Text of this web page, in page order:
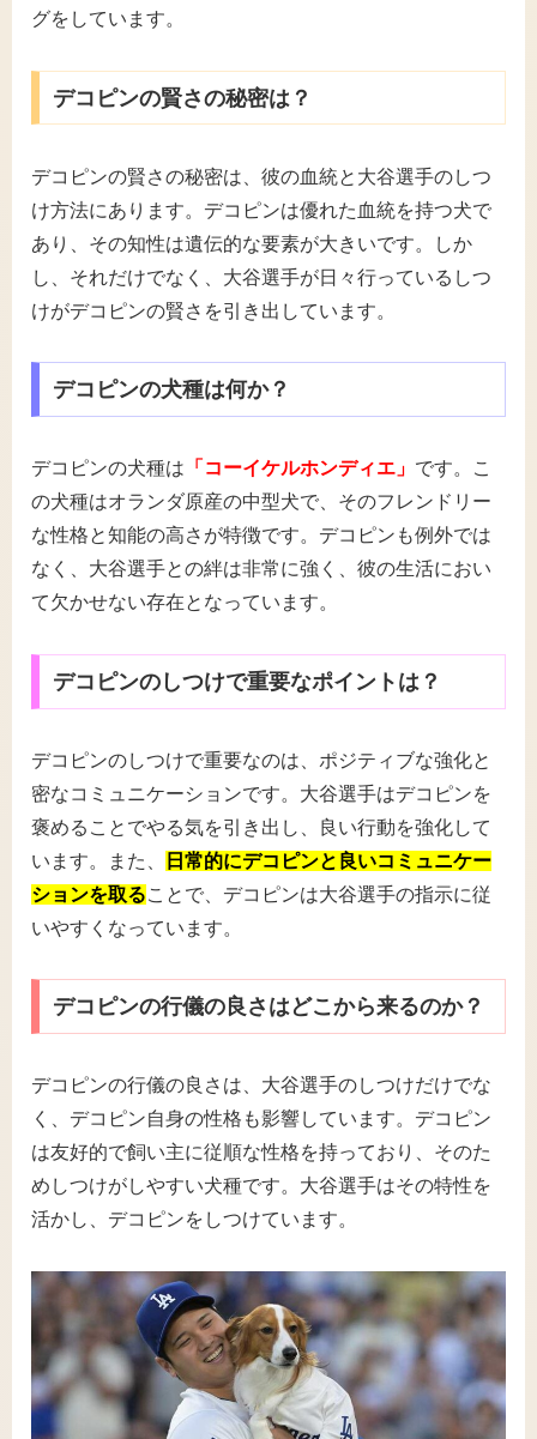
グをしています。
デコピンの賢さの秘密は？
デコピンの賢さの秘密は、彼の血統と大谷選手のしつ
け方法にあります。デコピンは優れた血統を持つ犬で
あり、その知性は遺伝的な要素が大きいです。しか
し、それだけでなく、大谷選手が日々行っているしつ
けがデコピンの賢さを引き出しています。
デコピンの犬種は何か？
デコピンの犬種は 「コーイケルホンディエ」 です。こ
の犬種はオランダ原産の中型犬で、そのフレンドリー
な性格と知能の高さが特徴です。デコピンも例外では
なく、大谷選手との絆は非常に強く、彼の生活におい
て欠かせない存在となっています。
デコピンのしつけで重要なポイントは？
デコピンのしつけで重要なのは、ポジティブな強化と
密なコミュニケーションです。大谷選手はデコピンを
褒めることでやる気を引き出し、良い行動を強化して
います。また、
日常的にデコピンと良いコミュニケー
ションを取ることで、デコピンは大谷選手の指示に従
いやすくなっています。
デコピンの行儀の良さはどこから来るのか？
デコピンの行儀の良さは、大谷選手のしつけだけでな
く、デコピン自身の性格も影響しています。デコピン
は友好的で飼い主に従順な性格を持っており、そのた
めしつけがしやすい犬種です。大谷選手はその特性を
活かし、デコピンをしつけています。